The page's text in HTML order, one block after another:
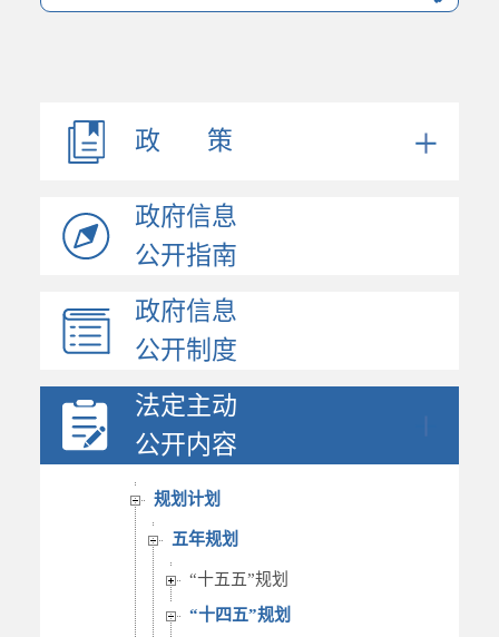
政 策
政府信息
公开指南
政府信息
公开制度
法定主动
公开内容
法规文件
机构职能
会议公开
决策公开
人事信息
规划计划
五年规划
“十五五”规划
“十四五”规划